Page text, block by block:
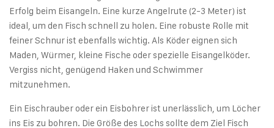
Erfolg beim Eisangeln. Eine kurze Angelrute (2-3 Meter) ist
ideal, um den Fisch schnell zu holen. Eine robuste Rolle mit
feiner Schnur ist ebenfalls wichtig. Als Köder eignen sich
Maden, Würmer, kleine Fische oder spezielle Eisangelköder.
Vergiss nicht, genügend Haken und Schwimmer
mitzunehmen.
Ein Eischrauber oder ein Eisbohrer ist unerlässlich, um Löcher
ins Eis zu bohren. Die Größe des Lochs sollte dem Ziel Fisch